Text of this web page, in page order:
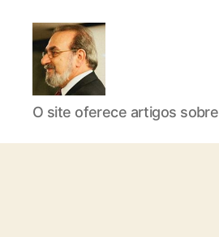
O site oferece artigos